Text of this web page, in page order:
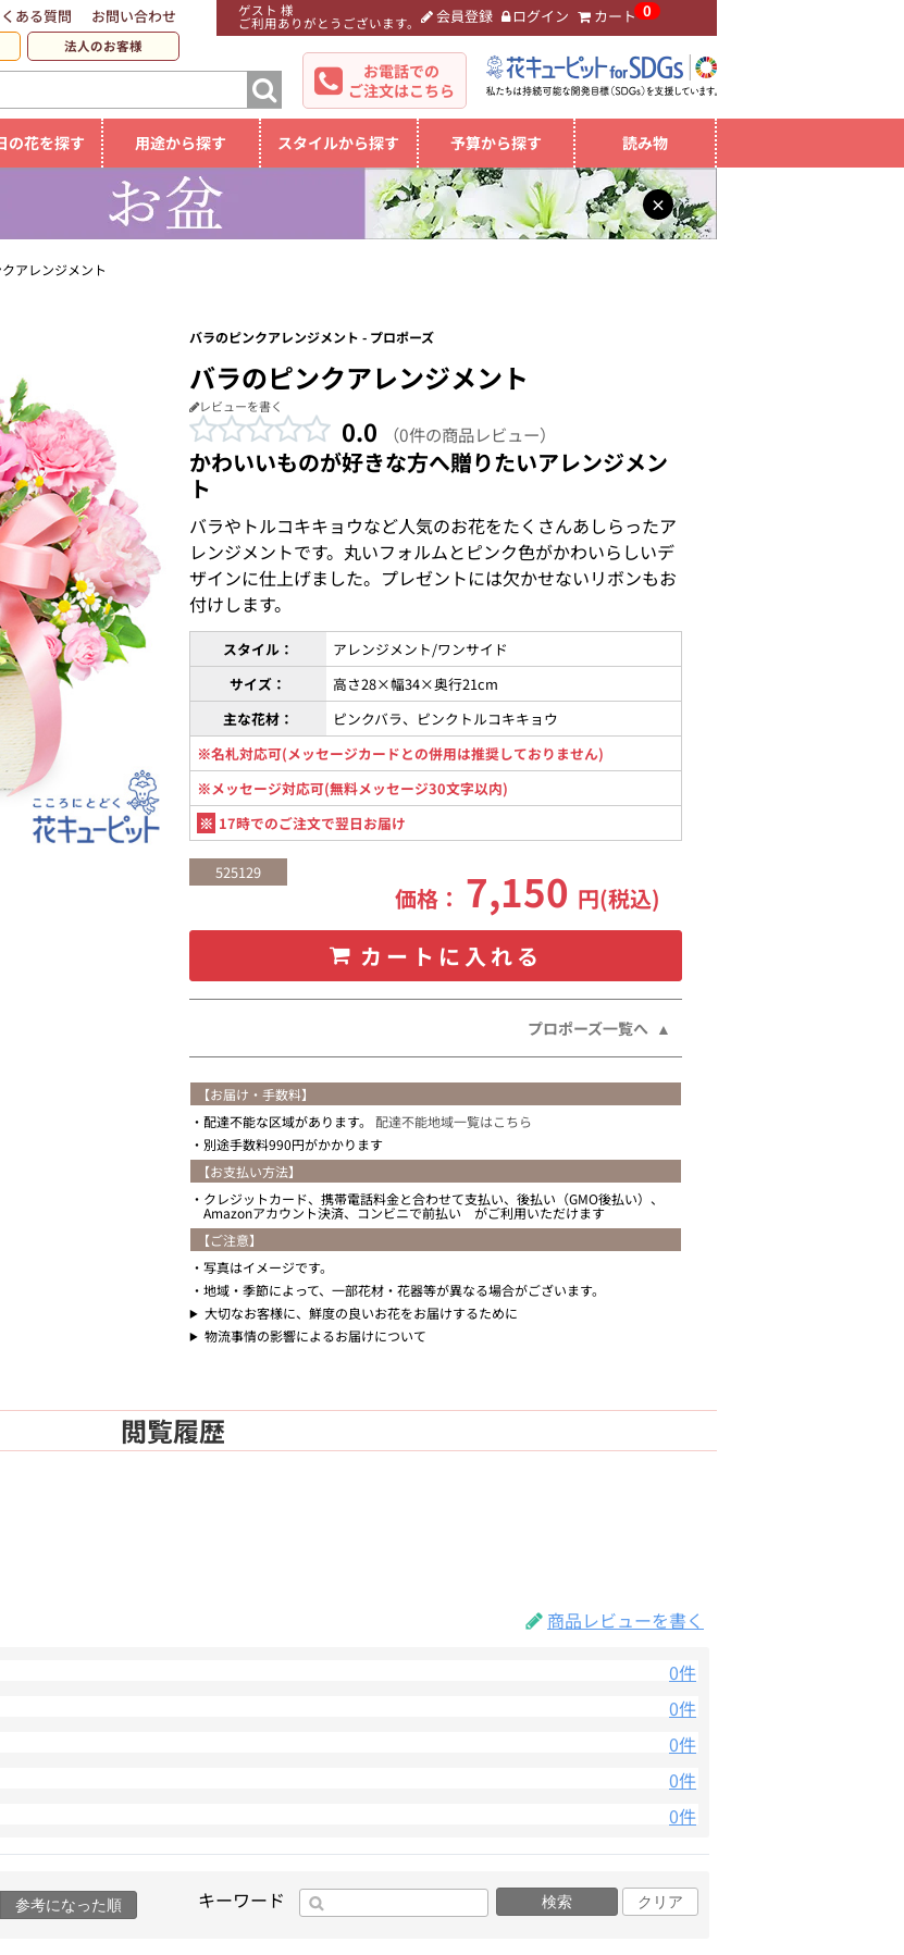
ゲスト 様
ご利用ありがとうございます。 会員登録 ログイン カート 0
ある質問 お問い合わせ
法人のお客様
お電話での
ご注文はこちら
の花を探す 用途から探す スタイルから探す 予算から探す 読み物
×
アレンジメント
バラのピンクアレンジメント - プロポーズ
バラのピンクアレンジメント
レビューを書く
0.0 （0件の商品レビュー）
かわいいものが好きな方へ贈りたいアレンジメン
ト
バラやトルコキキョウなど人気のお花をたくさんあしらったア
レンジメントです。丸いフォルムとピンク色がかわいらしいデ
ザインに仕上げました。プレゼントには欠かせないリボンもお
付けします。
スタイル：
アレンジメント/ワンサイド
サイズ：
高さ28×幅34×奥行21cm
主な花材：
ピンクバラ、ピンクトルコキキョウ
※名札対応可(メッセージカードとの併用は推奨しておりません)
※メッセージ対応可(無料メッセージ30文字以内)
※ 17時でのご注文で翌日お届け
525129
価格： 7,150 円(税込)
カートに入れる
プロポーズ一覧へ
【お届け・手数料】
配達不能な区域があります。 配達不能地域一覧はこちら
別途手数料990円がかかります
【お支払い方法】
クレジットカード、携帯電話料金と合わせて支払い、後払い（GMO後払い）、
Amazonアカウント決済、コンビニで前払い がご利用いただけます
【ご注意】
写真はイメージです。
地域・季節によって、一部花材・花器等が異なる場合がございます。
大切なお客様に、鮮度の良いお花をお届けするために
物流事情の影響によるお届けについて
閲覧履歴
商品レビューを書く
0件
0件
0件
0件
0件
参考になった順 キーワード 検索 クリア